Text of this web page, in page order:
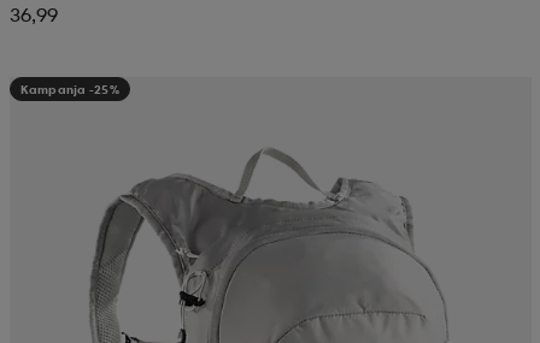
36,99
Kampanja -25%